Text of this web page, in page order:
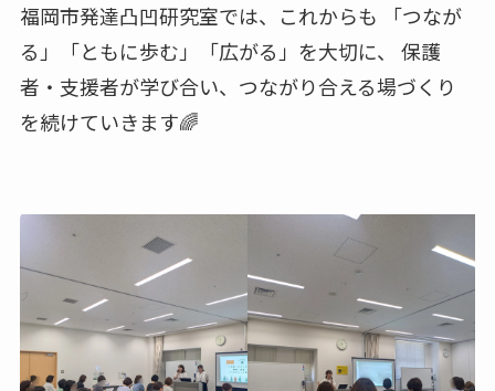
福岡市発達凸凹研究室では、これからも 「つなが
る」「ともに歩む」「広がる」を大切に、 保護
者・支援者が学び合い、つながり合える場づくり
を続けていきます🌈